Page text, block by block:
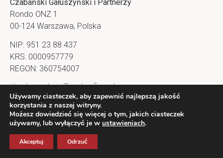
Czabański Gałuszyński i Partnerzy
Rondo ONZ 1
00-124 Warszawa, Polska
NIP: 951 23 88 437
KRS: 0000957779
REGON: 360754007
kancelaria@cg-lawfirm.pl
Nasz profil na LinkedIn
Używamy ciasteczek, aby zapewnić najlepszą jakość
korzystania z naszej witryny.
Możesz dowiedzieć się więcej o tym, jakich ciasteczek
używamy, lub wyłączyć je w ustawieniach.
Akceptuj Odrzuć